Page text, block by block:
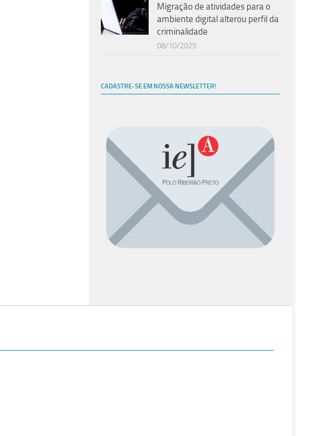
Migração de atividades para o
ambiente digital alterou perfil da
criminalidade
08/10/2025
CADASTRE-SE EM NOSSA NEWSLETTER!